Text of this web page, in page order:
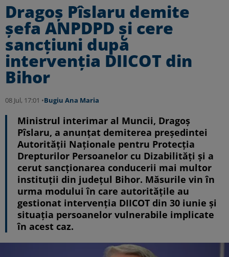
Dragoș Pîslaru demite
șefa ANPDPD și cere
sancțiuni după
intervenția DIICOT din
Bihor
08 Jul, 17:01 •Bugiu ⁠Ana Maria
Ministrul interimar al Muncii, Dragoș
Pîslaru, a anunțat demiterea președintei
Autorității Naționale pentru Protecția
Drepturilor Persoanelor cu Dizabilități și a
cerut sancționarea conducerii mai multor
instituții din județul Bihor. Măsurile vin în
urma modului în care autoritățile au
gestionat intervenția DIICOT din 30 iunie și
situația persoanelor vulnerabile implicate
în acest caz.